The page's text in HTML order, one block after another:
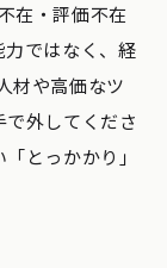
在・評価不在
ではなく、経
材や高価なツ
外してくださ
とっかかり」